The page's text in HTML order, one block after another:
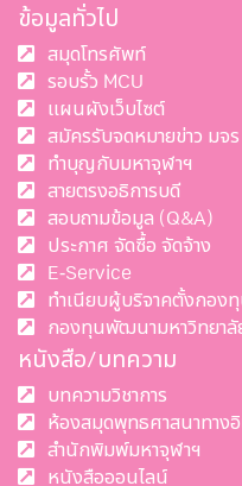
ข้อมูลทั่วไป
สมุดโทรศัพท์
รอบรั้ว MCU
แผนผังเว็บไซต์
สมัครรับจดหมายข่าว มจร
ทำบุญกับมหาจุฬาฯ
สายตรงอธิการบดี
สอบถามข้อมูล (Q&A)
ประกาศ จัดซื้อ จัดจ้าง
E-Service
ทำเนียบผู้บริจาคตั้งกอง
กองทุนพัฒนามหาวิทยาลั
หนังสือ/บทความ
บทความวิชาการ
ห้องสมุดพุทธศาสนาทาง
สำนักพิมพ์มหาจุฬาฯ
หนังสือออนไลน์